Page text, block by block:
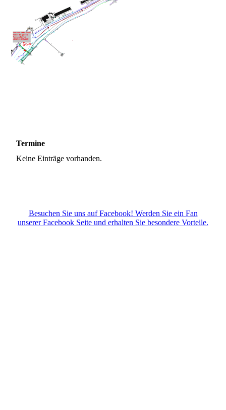
Termine
Keine Einträge vorhanden.
Besuchen Sie uns auf Facebook! Werden Sie ein Fan
unserer Facebook Seite und erhalten Sie besondere Vorteile.